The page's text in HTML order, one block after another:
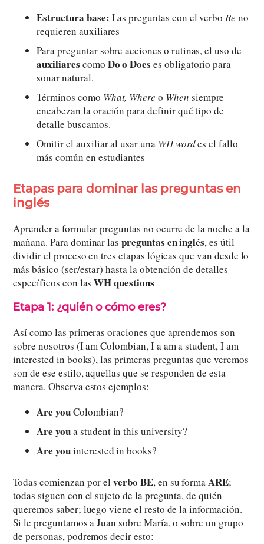
Estructura base: Las preguntas con el verboBe no
requieren auxiliares
Para preguntar sobre acciones o rutinas, el uso de
auxiliares como Do o Doeses obligatorio para
sonar natural.
Términos como What, Where o When siempre
encabezan la oración para definir qué tipo de
detalle buscamos.
Omitir el auxiliar al usar una WH wordes el fallo
más común en estudiantes
Etapas para dominar las preguntas en
inglés
Aprender a formular preguntas no ocurre de la noche a la
mañana. Para dominar laspreguntas en inglés, es útil
dividir el proceso en tres etapas lógicas que van desde lo
más básico (ser/estar) hasta la obtención de detalles
específicos con lasWH questions
Etapa 1: ¿quién o cómo eres?
Así como las primeras oraciones que aprendemos son
sobre nosotros (I am Colombian, I a am a student, I am
interested in books), las primeras preguntas que veremos
son de ese estilo, aquellas que se responden de esta
manera. Observa estos ejemplos:
Are youColombian?
Are youa student in this university?
Are youinterested in books?
Todas comienzan por elverbo BE, en su formaARE;
todas siguen con el sujeto de la pregunta, de quién
queremos saber; luego viene el resto de la información.
Si le preguntamos a Juan sobre María, o sobre un grupo
de personas, podremos decir esto: